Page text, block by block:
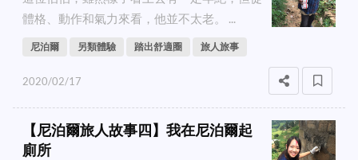
體格、動作和氣力來看，他並不太老。 ...
尼泊爾 另類體驗 踏出舒適圈 旅人旅事
2020/02/17
【尼泊爾旅人故事四】我在尼泊爾起
廁所